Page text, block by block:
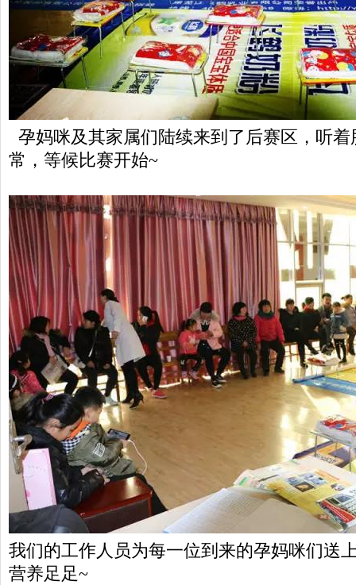
孕妈咪及其家属们陆续来到了后赛区，听
常，等候比赛开始~
我们的工作人员为每一位到来的孕妈咪们送
营养足足~